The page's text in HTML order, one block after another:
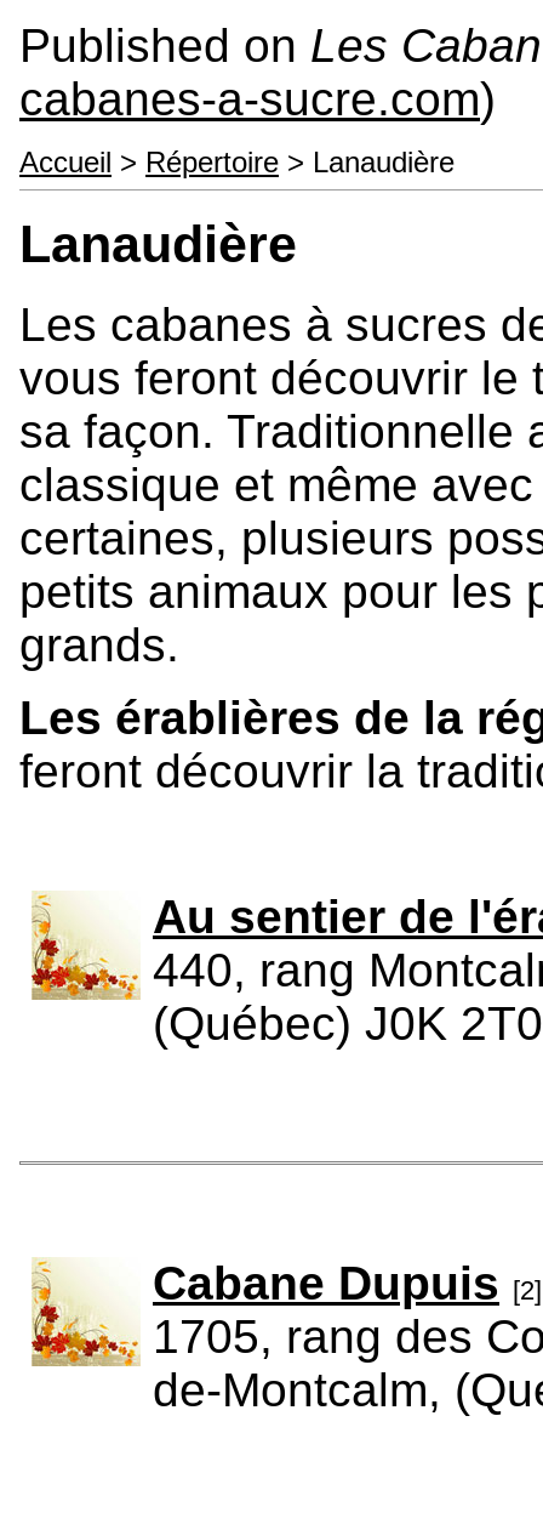
Published on Les
cabanes-a-sucre.com)
Accueil > Répertoire > Lanaudière
Lanaudière
Les cabanes à sucres
vous feront découvrir le
sa façon. Traditionnelle
classique et même
certaines, plusieurs
petits animaux pour les
grands.
Les érablières de la
feront découvrir la
Au sentier de
440, rang
(Québec) J0K 2T0
Cabane Dupuis [2]
1705, rang des
de-Montcalm,